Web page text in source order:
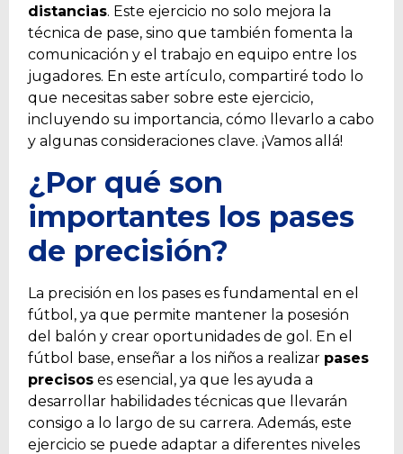
distancias. Este ejercicio no solo mejora la
técnica de pase, sino que también fomenta la
comunicación y el trabajo en equipo entre los
jugadores. En este artículo, compartiré todo lo
que necesitas saber sobre este ejercicio,
incluyendo su importancia, cómo llevarlo a cabo
y algunas consideraciones clave. ¡Vamos allá!
¿Por qué son
importantes los pases
de precisión?
La precisión en los pases es fundamental en el
fútbol, ya que permite mantener la posesión
del balón y crear oportunidades de gol. En el
fútbol base, enseñar a los niños a realizar pases
precisos es esencial, ya que les ayuda a
desarrollar habilidades técnicas que llevarán
consigo a lo largo de su carrera. Además, este
ejercicio se puede adaptar a diferentes niveles